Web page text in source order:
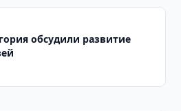
обсудили развитие